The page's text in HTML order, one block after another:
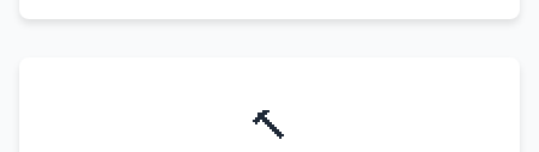
🔨